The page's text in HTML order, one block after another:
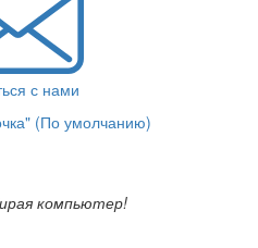
с нами
компьютер!